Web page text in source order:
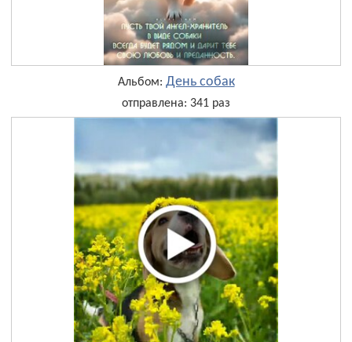
Альбом: День собак
отправлена: 341 раз